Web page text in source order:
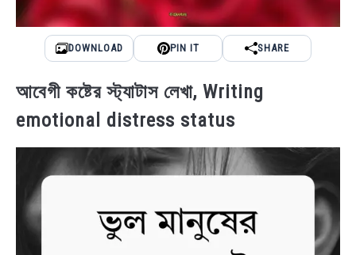
DOWNLOAD PIN IT SHARE
আবেগী কষ্টের স্ট্যাটাস লেখা, Writing
emotional distress status